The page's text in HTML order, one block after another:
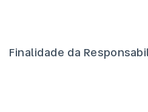
Finalidade da